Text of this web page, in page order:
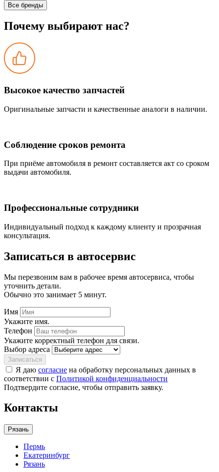
Все бренды
Почему выбирают нас?
Высокое качество запчастей
Оригинальные запчасти и качественные аналоги в наличии.
Соблюдение сроков ремонта
При приёме автомобиля в ремонт составляется акт со сроком
выдачи автомобиля.
Профессиональные сотрудники
Индивидуальный подход к каждому клиенту и прозрачная
консультация.
Записаться в автосервис
Мы перезвоним вам в рабочее время автосервиса, чтобы
уточнить детали.
Обычно это занимает 5 минут.
Имя
Укажите имя.
Телефон
Укажите корректный телефон для связи.
Выбор адреса
Записаться
Я даю согласие на обработку персональных данных в
соответствии с Политикой конфиденциальности
Подтвердите согласие, чтобы отправить заявку.
Контакты
Рязань
Пермь
Екатеринбург
Рязань